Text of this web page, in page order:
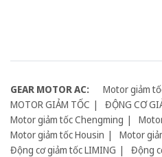
GEAR MOTOR AC:
Motor giảm
MOTOR GIẢM TỐC
ĐỘNG CƠ
Motor giảm tốc Chengming
Motor giảm tốc Housin
Motor
Động cơ giảm tốc LIMING
Động